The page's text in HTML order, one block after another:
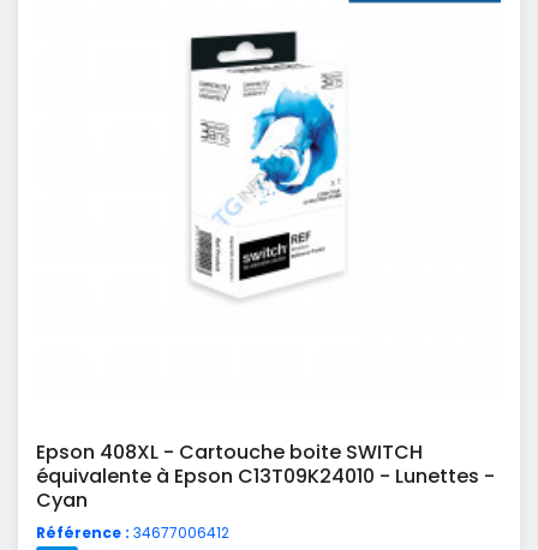
Epson 408XL - Cartouche boite SWITCH
équivalente à Epson C13T09K24010 - Lunettes -
Cyan
Référence : 34677006412